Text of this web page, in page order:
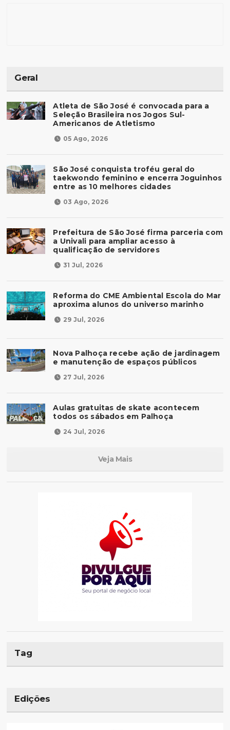
Geral
Atleta de São José é convocada para a
Seleção Brasileira nos Jogos Sul-
Americanos de Atletismo
05 Ago, 2026
São José conquista troféu geral do
taekwondo feminino e encerra Joguinhos
entre as 10 melhores cidades
03 Ago, 2026
Prefeitura de São José firma parceria com
a Univali para ampliar acesso à
qualificação de servidores
31 Jul, 2026
Reforma do CME Ambiental Escola do Mar
aproxima alunos do universo marinho
29 Jul, 2026
Nova Palhoça recebe ação de jardinagem
e manutenção de espaços públicos
27 Jul, 2026
Aulas gratuitas de skate acontecem
todos os sábados em Palhoça
24 Jul, 2026
Veja Mais
Tag
Edições